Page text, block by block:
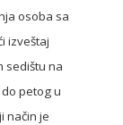
osoba sa
izveštaj
sedištu na
petog u
način je